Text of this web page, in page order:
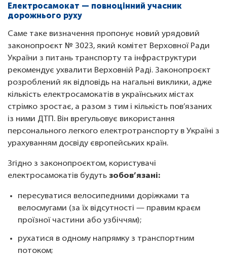
Електросамокат — повноцінний учасник
дорожнього руху
Саме таке визначення пропонує новий урядовий
законопроєкт № 3023, який комітет Верховної Ради
України з питань транспорту та інфраструктури
рекомендує ухвалити Верховній Раді. Законопроєкт
розроблений як відповідь на нагальні виклики, адже
кількість електросамокатів в українських містах
стрімко зростає, а разом з тим і кількість пов’язаних
із ними ДТП. Він врегульовує використання
персонального легкого електротранспорту в Україні з
урахуванням досвіду європейських країн.
Згідно з законопроєктом, користувачі
електросамокатів будуть зобов’язані:
пересуватися велосипедними доріжками та
велосмугами (за їх відсутності — правим краєм
проїзної частини або узбіччям);
рухатися в одному напрямку з транспортним
потоком;